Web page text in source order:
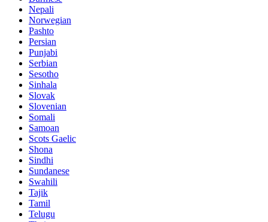
Nepali
Norwegian
Pashto
Persian
Punjabi
Serbian
Sesotho
Sinhala
Slovak
Slovenian
Somali
Samoan
Scots Gaelic
Shona
Sindhi
Sundanese
Swahili
Tajik
Tamil
Telugu